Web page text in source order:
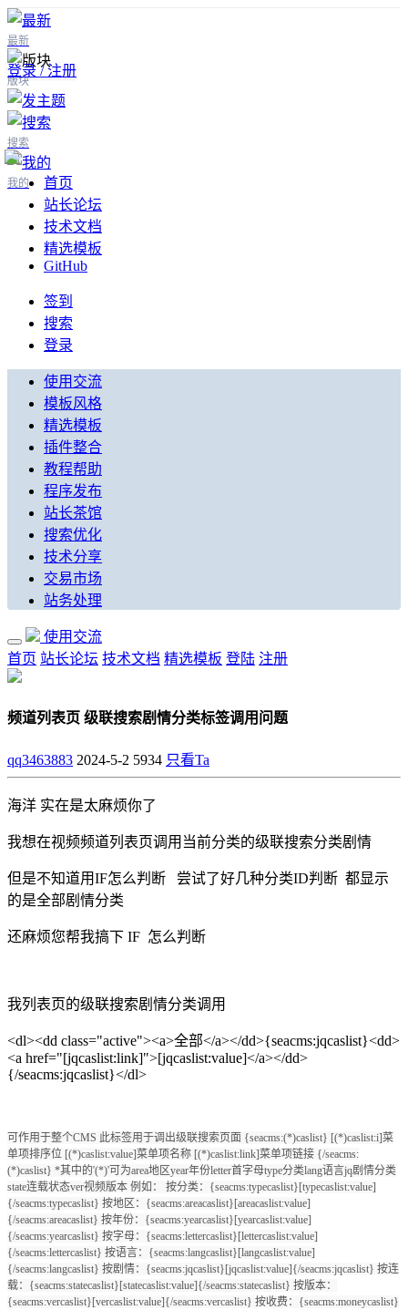
最新
版块
搜索
我的
登录 / 注册
首页
站长论坛
技术文档
精选模板
GitHub
签到
搜索
登录
使用交流
模板风格
精选模板
插件整合
教程帮助
程序发布
站长茶馆
搜索优化
技术分享
交易市场
站务处理
使用交流
首页 站长论坛 技术文档 精选模板 登陆 注册
频道列表页 级联搜索剧情分类标签调用问题
qq3463883 2024-5-2 5934 只看Ta
海洋 实在是太麻烦你了
我想在视频频道列表页调用当前分类的级联搜索分类剧情
但是不知道用IF怎么判断 尝试了好几种分类ID判断 都显示
的是全部剧情分类
还麻烦您帮我搞下 IF 怎么判断
我列表页的级联搜索剧情分类调用
<dl><dd class="active"><a>全部</a></dd>{seacms:jqcaslist}<dd>
<a href="[jqcaslist:link]">[jqcaslist:value]</a></dd>
{/seacms:jqcaslist}</dl>
可作用于整个CMS 此标签用于调出级联搜索页面 {seacms:(*)caslist} [(*)caslist:i]菜
单项排序位 [(*)caslist:value]菜单项名称 [(*)caslist:link]菜单项链接 {/seacms:
(*)caslist} *其中的'(*)'可为area地区year年份letter首字母type分类lang语言jq剧情分类
state连载状态ver视频版本 例如： 按分类：{seacms:typecaslist}[typecaslist:value]
{/seacms:typecaslist} 按地区：{seacms:areacaslist}[areacaslist:value]
{/seacms:areacaslist} 按年份：{seacms:yearcaslist}[yearcaslist:value]
{/seacms:yearcaslist} 按字母：{seacms:lettercaslist}[lettercaslist:value]
{/seacms:lettercaslist} 按语言：{seacms:langcaslist}[langcaslist:value]
{/seacms:langcaslist} 按剧情：{seacms:jqcaslist}[jqcaslist:value]{/seacms:jqcaslist} 按连
载：{seacms:statecaslist}[statecaslist:value]{/seacms:statecaslist} 按版本：
{seacms:vercaslist}[vercaslist:value]{/seacms:vercaslist} 按收费：{seacms:moneycaslist}